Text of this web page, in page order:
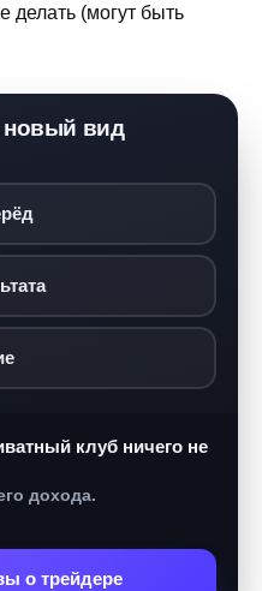
делать (могут быть
новый вид
клуб ничего не
дохода.
о трейдере